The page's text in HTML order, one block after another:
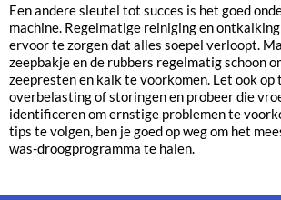
Een andere sleutel tot succes is het goed
machine. Regelmatige reiniging en
ervoor te zorgen dat alles soepel verloopt.
zeepbakje en de rubbers regelmatig schoon
zeepresten en kalk te voorkomen. Let ook op
overbelasting of storingen en probeer die
identificeren om ernstige problemen te
tips te volgen, ben je goed op weg om het
was-droogprogramma te halen.